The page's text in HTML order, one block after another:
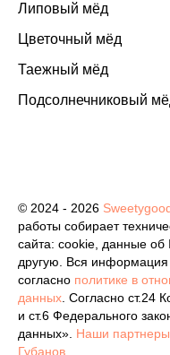
Липовый мёд
Цветочный мёд
Таежный мёд
Подсолнечниковый
© 2024 - 2026
работы собирает
сайта: cookie, данные
другую. Вся информация
согласно политике в
данных . Согласно ст.24
и ст.6 Федерального
данных». Наши партнеры
Губанов